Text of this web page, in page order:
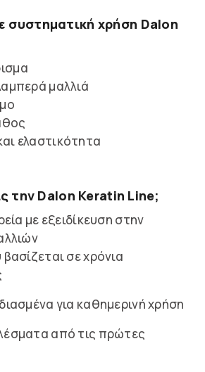
συστηματική χρήση Dalon
μαλλιά
ελαστικότητα
την Dalon Keratin Line;
με εξειδίκευση στην
σε χρόνια
για καθημερινή χρήση
από τις πρώτες